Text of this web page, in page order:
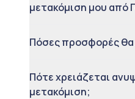
μετακόμιση μου από
Πόσες προσφορές
Πότε χρειάζεται
μετακόμιση;